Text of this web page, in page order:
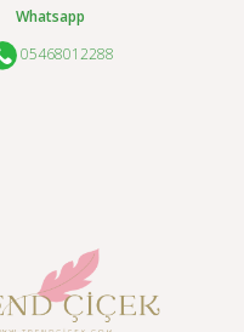
Whatsapp
05468012288